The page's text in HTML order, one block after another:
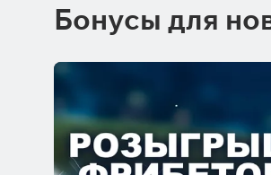
Бонусы для